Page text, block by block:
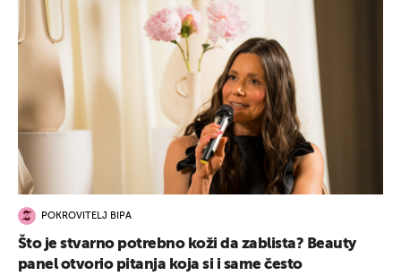
POKROVITELJ BIPA
Što je stvarno potrebno koži da zablista? Beauty
panel otvorio pitanja koja si i same često